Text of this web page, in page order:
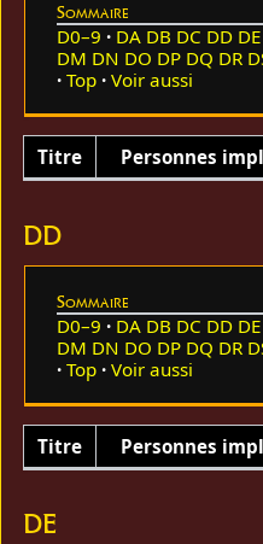
Sommaire
D0–9 DA DB DC DD DE
DM DN DO DP DQ DR
Top
Voir aussi
Titre Personnes
DD
Sommaire
D0–9 DA DB DC DD DE
DM DN DO DP DQ DR
Top
Voir aussi
Titre Personnes
DE